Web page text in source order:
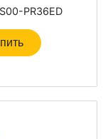
PR36ED